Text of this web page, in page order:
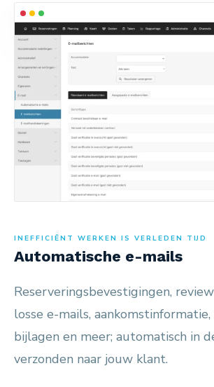
INEFFICIËNT WERKEN IS VERLEDEN TIJD
Automatische e-mails
Reserveringsbevestigingen,
losse e-mails, aankomstinformatie,
bijlagen en meer; automatisch in
verzonden naar jouw klant.